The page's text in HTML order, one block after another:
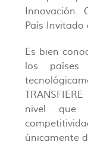
Innovación.
País Invitado
Es bien
los países
nivel que
únicamente